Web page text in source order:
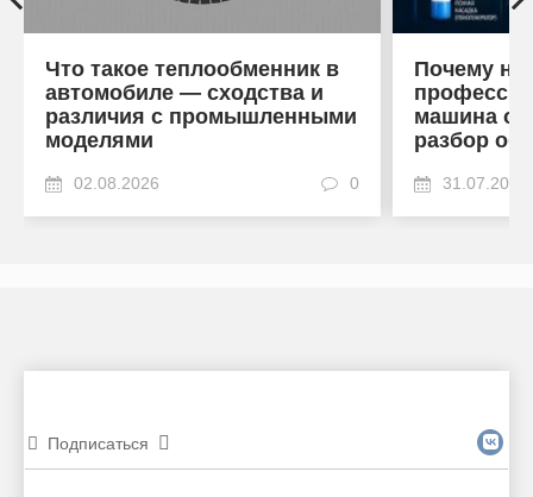
Что такое теплообменник в
автомобиле — сходства и
различия с промышленными
моделями
02.08.2026 0
Почему на
машина
разбор
31.07.2026
Подписаться